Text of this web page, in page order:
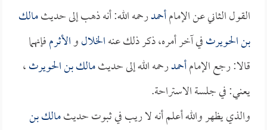
القول الثاني عن الإمامأحمدرحمه الله: أنه ذهب إلى حديثمالك
بن الحويرثفي آخر أمره، ذكر ذلك عنهالخلالوالأثرمفإنهما
قالا: رجع الإمامأحمدرحمه الله إلى حديثمالك بن الحويرث،
يعني: في جلسة الاستراحة.
والذي يظهر والله أعلم أنه لا ريب في ثبوت حديثمالك بن